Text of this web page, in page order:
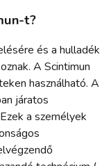
t?
és a hulladék
A Scintimun
használható. A
járatos
a személyek